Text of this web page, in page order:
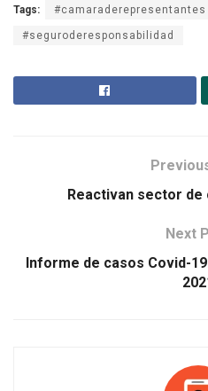
Tags: #camaraderepresentantes
#seguroderesponsabilidad
Reactivan sector
Next
Informe de casos Covid-